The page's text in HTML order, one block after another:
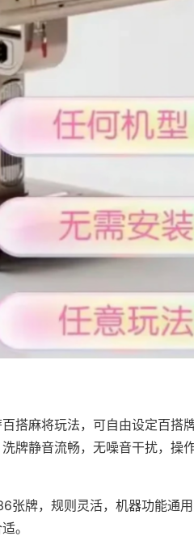
搭麻将玩法，可自由设定百搭
牌静音流畅，无噪音干扰，操作
张牌，规则灵活，机器功能通
。